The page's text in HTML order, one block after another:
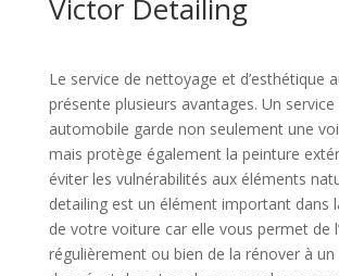
Victor Detailing
Le service de nettoyage et d’esthétique
présente plusieurs avantages. Un service
automobile garde non seulement une
mais protège également la peinture
éviter les vulnérabilités aux éléments
detailing est un élément important dans
de votre voiture car elle vous permet de
régulièrement ou bien de la rénover à